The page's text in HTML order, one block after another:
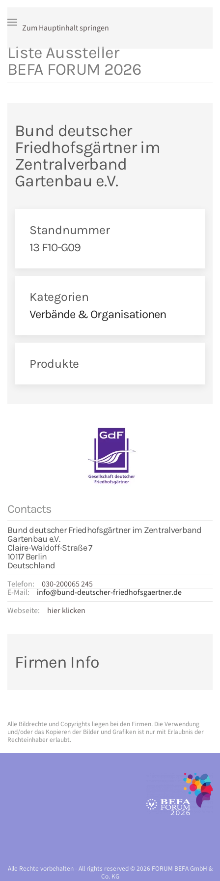
Zum Hauptinhalt springen
Liste Aussteller
BEFA FORUM 2026
Bund deutscher
Friedhofsgärtner im
Zentralverband
Gartenbau e.V.
Standnummer
13 F10-G09
Kategorien
Verbände & Organisationen
Produkte
Contacts
Bund deutscher Friedhofsgärtner im Zentralverband
Gartenbau e.V.
Claire-Waldoff-Straße 7
10117 Berlin
Deutschland
Telefon:
030-200065 245
E-Mail:
info@bund-deutscher-friedhofsgaertner.de
Webseite:
hier klicken
Firmen Info
Alle Bildrechte und Copyrights liegen bei den Firmen. Die Verwendung
und/oder das Kopieren der Bilder und Grafiken ist nur mit Erlaubnis der
Rechteinhaber erlaubt.
Alle Rechte vorbehalten - All rights reserved © 2026 FORUM BEFA GmbH &
Co. KG